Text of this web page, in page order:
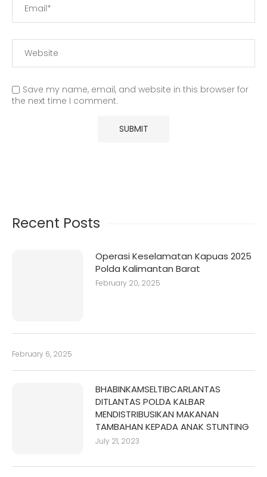
Save my name, email, and website in this browser for
the next time I comment.
Recent Posts
Operasi Keselamatan Kapuas 2025
Polda Kalimantan Barat
February 20, 2025
February 6, 2025
BHABINKAMSELTIBCARLANTAS
DITLANTAS POLDA KALBAR
MENDISTRIBUSIKAN MAKANAN
TAMBAHAN KEPADA ANAK STUNTING
July 21, 2023